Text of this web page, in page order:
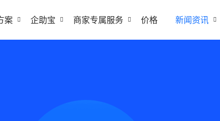
案 企助宝 商家专属服务 价格 新闻资讯